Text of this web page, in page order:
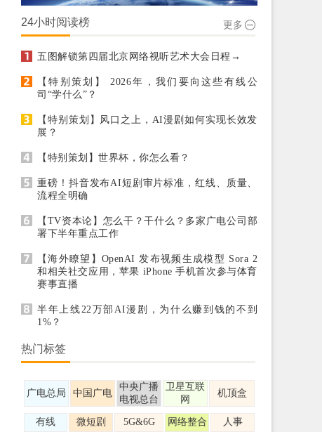
24小时阅读榜 更多
五图解锁第四届北京网络视听艺术大会日程→
【特别策划】 2026年，我们要向这些有线公
司“学什么”？
【特别策划】风口之上，AI漫剧如何实现长效发
展？
【特别策划】世界杯，你怎么看？
重磅！抖音发布AI短剧审片标准，红线、质量、
流程全明确
【TV资本论】怎么干？干什么？多家广电公司部
署下半年重点工作
【海外瞭望】OpenAI 发布视频生成模型 Sora 2
和相关社交应用，苹果 iPhone 手机首次参与体育
赛事直播
半年上线22万部AI漫剧，为什么赚到钱的不到
1%？
热门标签
广电总局 中国广电
中央广播
电视总台
卫星互联
网
机顶盒
有线 微短剧 5G&6G 网络整合 人事